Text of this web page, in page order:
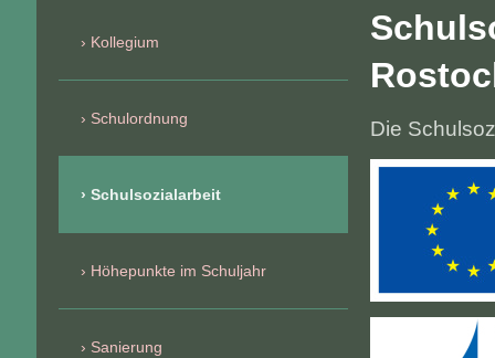
Die
Kollegium
Schulordnung
Schulsozialarbeit
Höhepunkte im Schuljahr
Sanierung